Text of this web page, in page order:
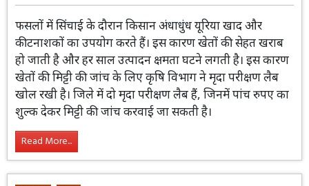
फसलों में सिंचाई के दौरान किसान अंधाधुंध यूरिया खाद और
कीटनाशकों का उपयोग करते हैं। इस कारण खेतों की सेहत खराब
हो जाती है और हर साल उत्पादन क्षमता घटने लगती है। इस कारण
खेतों की मिट्टी की जांच के लिए कृषि विभाग ने मृदा परीक्षण लैब
खोल रखी है। जिले में दो मृदा परीक्षण लैब हैं, जिनमें पांच रुपए का
शुल्क देकर मिट्टी की जांच करवाई जा सकती है।
Read More...